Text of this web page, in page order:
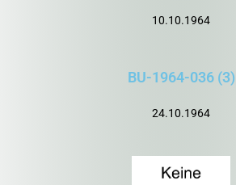
10.10.1964
BU-1964-036 (3)
24.10.1964